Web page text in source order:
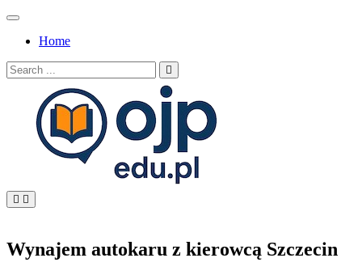
Skip
contentHome
Search
for:
Wynajem autokaru z kierowcą Szczecin